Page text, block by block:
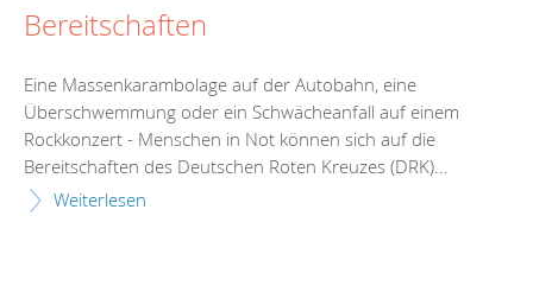
Bereitschaften
Eine Massenkarambolage auf der Autobahn, eine
Überschwemmung oder ein Schwächeanfall auf einem
Rockkonzert - Menschen in Not können sich auf die
Bereitschaften des Deutschen Roten Kreuzes (DRK)...
Weiterlesen